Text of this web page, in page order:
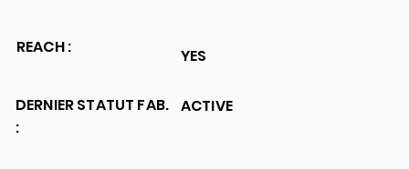
REACH :
DERNIER STATUT FAB.
:
YES
ACTIVE